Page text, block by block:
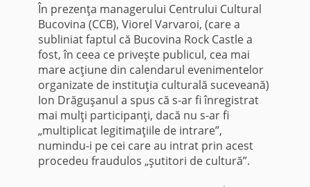
În prezenţa managerului Centrului Cultural
Bucovina (CCB), Viorel Varvaroi, (care a
subliniat faptul că Bucovina Rock Castle a
fost, în ceea ce priveşte publicul, cea mai
mare acţiune din calendarul evenimentelor
organizate de instituţia culturală suceveană)
Ion Drăguşanul a spus că s-ar fi înregistrat
mai mulţi participanţi, dacă nu s-ar fi
„multiplicat legitimaţiile de intrare”,
numindu-i pe cei care au intrat prin acest
procedeu fraudulos „şutitori de cultură”.